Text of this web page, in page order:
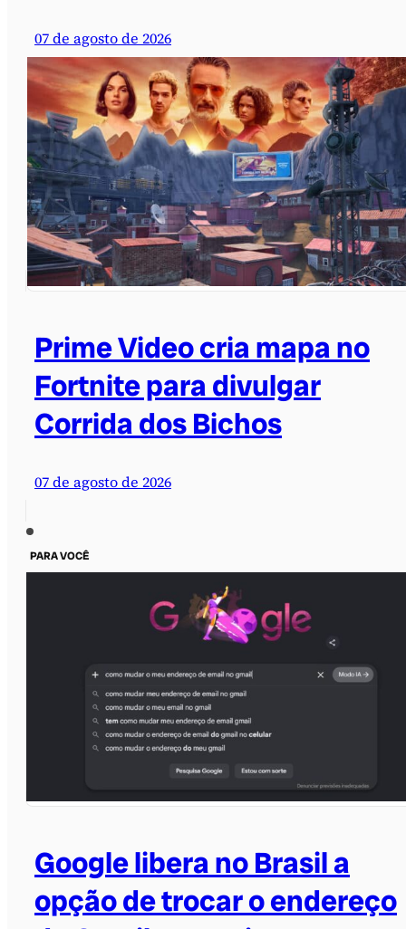
07 de agosto de 2026
Prime Video cria mapa no
Fortnite para divulgar
Corrida dos Bichos
07 de agosto de 2026
PARA VOCÊ
Google libera no Brasil a
opção de trocar o endereço